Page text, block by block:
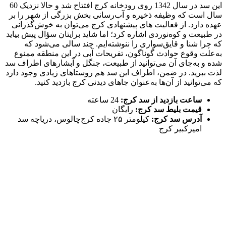
این سد در سال 1342 روی رودخانه کرج افتتاح شد و حالا نزدیک 60
سال است که وظیفه ذخیره و آب‌رسانی بخش بزرگی از شهر را بر
عهده دارد. از فعالیت های پیشنهادی کرج می‌توان به خوش‌گذرانی
در طبیعت و کوه‌نوردی اشاره کرد؛ اما شاید برایتان سؤال پیش بیاید
که چرا شنا و قایق‌سواری را ننوشته‌ایم. چند سالی می‌شود که
به‌علت وقوع حوادث گوناگون، تفریحات آبی در این منطقه ممنوع
شده و به‌جای آن می‌توانید از طبیعت، جنگل و آبشارهای اطراف سد
لذت ببرید. در ضمن، اطراف این سد هم روستاهای زیادی وجود دارد
که می‌توانید از آن‌ها به‌عنوان جاهای دیدنی کرج بازدید کنید.
ساعت بازدید از سد کرج:
قیمت بلیط سد کرج: رایگان
آدرس سد کرج:
کیلومتر ۲۵ جاده کرج‌چالوس، دریاچه سد
امیرکبیر کرج